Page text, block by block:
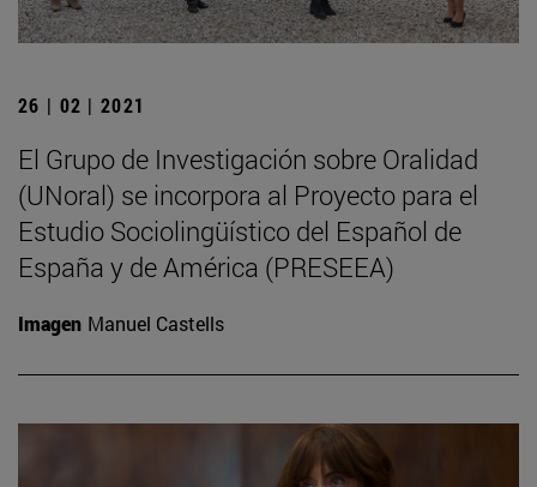
26 | 02 | 2021
El Grupo de Investigación sobre Oralidad
(UNoral) se incorpora al Proyecto para el
Estudio Sociolingüístico del Español de
España y de América (PRESEEA)
Imagen Manuel Castells